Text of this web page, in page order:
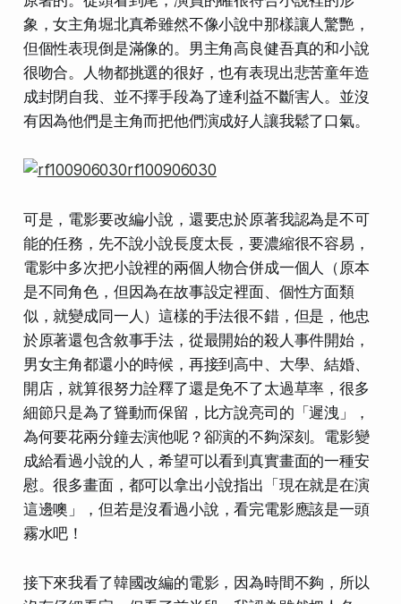
象，女主角堀北真希雖然不像小說中那樣讓人驚艷，
但個性表現倒是滿像的。男主角高良健吾真的和小說
很吻合。人物都挑選的很好，也有表現出悲苦童年造
成封閉自我、並不擇手段為了達利益不斷害人。 並沒
有因為他們是主角而把他們演成好人讓我鬆了口氣。
可是，電影要改編小說，還要忠於原著我認為是不可
能的任務，先不說小說長度太長，要濃縮很不容易，
電影中多次把小說裡的兩個人物合併成一個人（原本
是不同角色，但因為在故事設定裡面、個性方面類
似，就變成同一人）這樣的手法很不錯，但是，他忠
於原著還包含敘事手法，從最開始的殺人事件開始，
男女主角都還小的時候，再接到高中、大學、結婚、
開店，就算很努力詮釋了還是免不了太過草率 ，很多
細節只是為了聳動而保留，比方說亮司的「遲洩」，
為何要花兩分鐘去演他呢？卻演的不夠深刻。電影變
成給看過小說的人，希望可以看到真實畫面的一種安
慰。很多畫面， 都可以拿出小說指出「現在就是在演
這邊噢」
，但若是沒看過小說，看完電影應該是一頭
霧水吧！
接下來我看了韓國改編的電影，因為時間不夠，所以